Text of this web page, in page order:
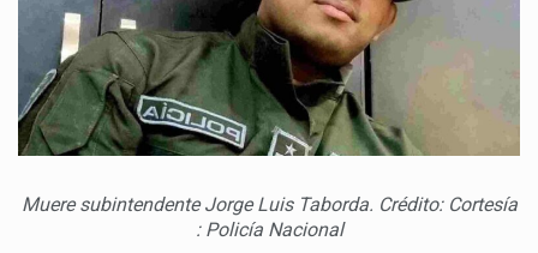
ESTACIÓN
DE
POLICÍA
EN
RÍO
DE
DE
SANTANDER
Muere subintendente Jorge Luis Taborda. Crédito: Cortesía
: Policía Nacional